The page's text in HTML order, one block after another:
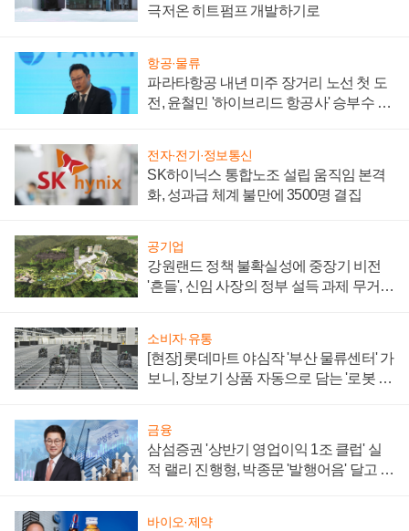
극저온 히트펌프 개발하기로
항공·물류
파라타항공 내년 미주 장거리 노선 첫 도
전, 윤철민 '하이브리드 항공사' 승부수 통
전자·전기·정보통신
SK하이닉스 통합노조 설립 움직임 본격
화, 성과급 체계 불만에 3500명 결집
공기업
강원랜드 정책 불확실성에 중장기 비전
'흔들', 신임 사장의 정부 설득 과제 무거워
소비자·유통
[현장] 롯데마트 야심작 '부산 물류센터' 가
보니, 장보기 상품 자동으로 담는 '로봇 40
금융
삼섬증권 '상반기 영업이익 1조 클럽' 실
적 랠리 진행형, 박종문 '발행어음' 달고 연
바이오·제약